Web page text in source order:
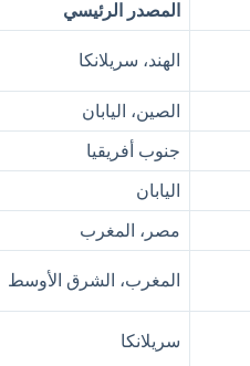
المصدر الرئيسي
الهند، سريلانكا
الصين، اليابان
جنوب أفريقيا
اليابان
مصر، المغرب
المغرب، الشرق الأوسط
سريلانكا